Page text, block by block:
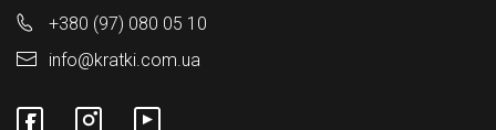
+380 (97) 080 05 10
info@kratki.com.ua